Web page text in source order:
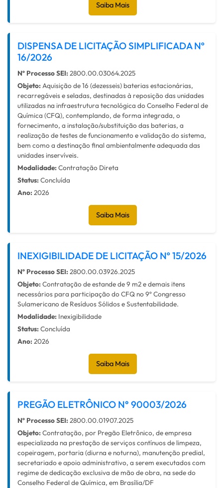
Saiba Mais
DISPENSA DE LICITAÇÃO SIMPLIFICADA Nº
16/2026
Nº Processo SEI: 2800.00.03064.2025
Objeto: Aquisição de 16 (dezesseis) baterias estacionárias,
recarregáveis e seladas, destinadas à reposição das unidades
utilizadas na infraestrutura tecnológica do Conselho Federal de
Química (CFQ), contemplando, de forma integrada, o
fornecimento, a instalação/substituição das baterias, a
realização de testes de funcionamento e validação do sistema,
bem como a destinação final ambientalmente adequada das
unidades inservíveis.
Modalidade: Contratação Direta
Status: Concluída
Ano: 2026
Saiba Mais
INEXIGIBILIDADE DE LICITAÇÃO Nº 15/2026
Nº Processo SEI: 2800.00.03926.2025
Objeto: Contratação de estande de 9 m2 e demais itens
necessários para participação do CFQ no 9º Congresso
Sulamericano de Resíduos Sólidos e Sustentabilidade.
Modalidade: Inexigibilidade
Status: Concluída
Ano: 2026
Saiba Mais
PREGÃO ELETRÔNICO N° 90003/2026
Nº Processo SEI: 2800.00.01907.2025
Objeto: Contratação, por Pregão Eletrônico, de empresa
especializada na prestação de serviços contínuos de limpeza,
copeiragem, portaria (diurna e noturna), manutenção predial,
secretariado e apoio administrativo, a serem executados com
regime de dedicação exclusiva de mão de obra, na sede do
Conselho Federal de Química, em Brasília/DF